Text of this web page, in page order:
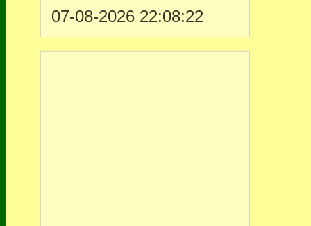
07-08-2026 22:08:22